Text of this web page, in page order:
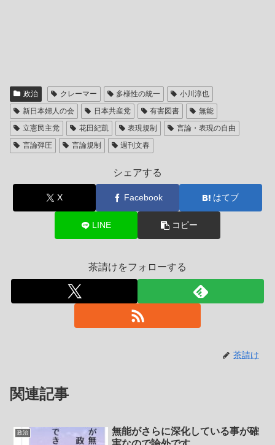
政治 クレーマー 多様性の統一
小川淳也
新日本婦人の会
日本共産党 有害図書
無能
立憲民主党
花田紀凱 表現規制
言論・表現の自由
言論弾圧
言論規制 週刊文春
シェアする
X Facebook はてブ
LINE コピー
茶請けをフォローする
茶請け
関連記事
政治
無能がさらに深化している事が確